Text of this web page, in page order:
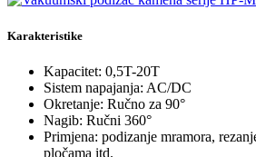
Karakteristike
Kapacitet: 0,5T-20T
Sistem napajanja: AC/DC
Okretanje: Ručno za 90°
Nagib: Ručni 360°
Primjena: podizanje mramora,
pločama itd.